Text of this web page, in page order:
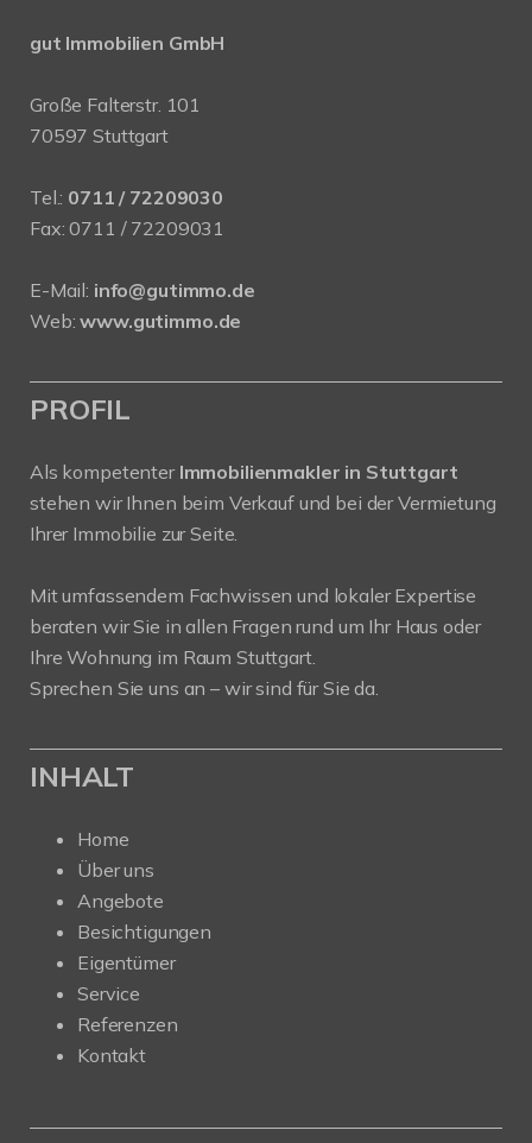
gut Immobilien GmbH
Große Falterstr. 101
70597 Stuttgart
Tel.: 0711 / 72209030
Fax: 0711 / 72209031
E-Mail: info@gutimmo.de
Web:www.gutimmo.de
PROFIL
Als kompetenter Immobilienmakler in Stuttgart
stehen wir Ihnen beim Verkauf und bei der Vermietung
Ihrer Immobilie zur Seite.
Mit umfassendem Fachwissen und lokaler Expertise
beraten wir Sie in allen Fragen rund um Ihr Haus oder
Ihre Wohnung im Raum Stuttgart.
Sprechen Sie uns an – wir sind für Sie da.
INHALT
Home
Über uns
Angebote
Besichtigungen
Eigentümer
Service
Referenzen
Kontakt